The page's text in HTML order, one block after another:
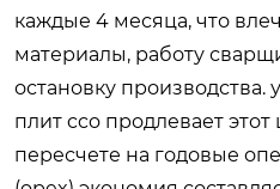
каждые 4 месяца, что
материалы, работу
остановку производства.
плит cco продлевает
пересчете на годовые